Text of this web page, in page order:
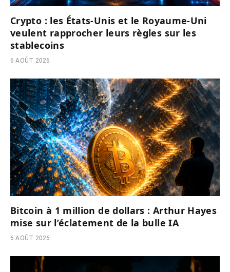
Crypto : les États-Unis et le Royaume-Uni
veulent rapprocher leurs règles sur les
stablecoins
6 AOÛT 2026
Bitcoin à 1 million de dollars : Arthur Hayes
mise sur l’éclatement de la bulle IA
6 AOÛT 2026